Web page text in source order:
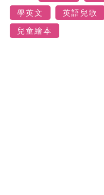
學英文
英語兒歌
兒童繪本